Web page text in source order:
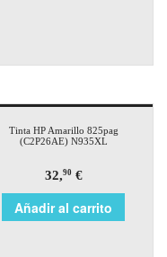
Tinta HP Amarillo 825pag
(C2P26AE) N935XL
32,90€
Añadir al carrito